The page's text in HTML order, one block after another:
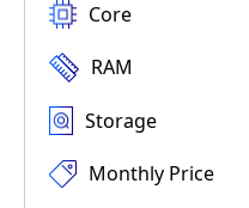
Core
RAM
Storage
Monthly Price